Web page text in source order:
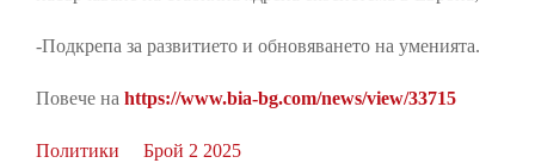
-Подкрепа за развитието и обновяването на уменията.
Повече на https://www.bia-bg.com/news/view/33715
Политики Брой 2 2025